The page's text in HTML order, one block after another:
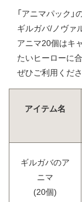
「アニマパック」
ギルガバ/ノヴァ
アニマ20個はキ
たいヒーローに
ぜひご利用くださ
アイテム名
ギルガバのア
ニマ
(20個)